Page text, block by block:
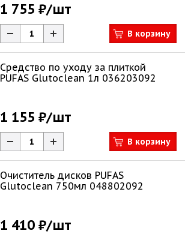
1 755 ₽/шт
В корзину
Средство по уходу за плиткой
PUFAS Glutoclean 1л 036203092
1 155 ₽/шт
В корзину
Очиститель дисков PUFAS
Glutoclean 750мл 048802092
1 410 ₽/шт